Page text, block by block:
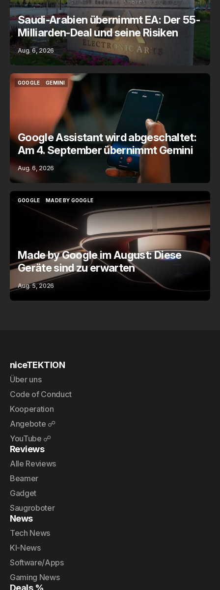
Saudi-Arabien übernimmt EA: Der 55-
Milliarden-Deal und seine Risiken
Aug. 6, 2026
GOOGLE
GEMINI
Google Assistant wird abgeschaltet:
Am 4. September übernimmt Gemini
Aug. 6, 2026
GOOGLE
GOOGLE
MADE BY GOOGLE
Made by Google im August: Diese
Geräte sind zu erwarten
Aug. 5, 2026
niceTEKTION
Über uns
Code of Conduct
Kooperation
Angebote ☍
YouTube ☍
Reviews
Alle Reviews
Beamer
Gadget
Saugroboter
News
Tech News
KI-News
Software/Apps
Gaming News
Deals %